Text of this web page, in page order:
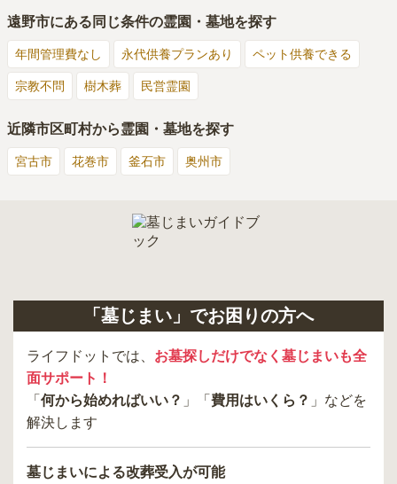
遠野市にある同じ条件の霊園・墓地を探す
年間管理費なし 永代供養プランあり ペット供養できる
宗教不問 樹木葬 民営霊園
近隣市区町村から霊園・墓地を探す
宮古市 花巻市 釜石市 奥州市
「墓じまい」でお困りの方へ
ライフドットでは、 お墓探しだけでなく墓じまいも全
面サポート！
「 何から始めればいい？ 」「 費用はいくら？ 」などを
解決します
墓じまいによる改葬受入が可能